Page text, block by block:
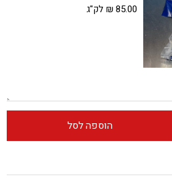
₪85.00 לק"ג
הוספה לסל